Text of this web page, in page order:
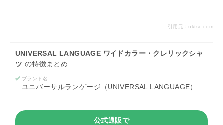
引用元：uktsc.com
UNIVERSAL LANGUAGE ワイドカラー・クレリックシャ
ツ の特徴まとめ
ブランド名
ユニバーサルランゲージ（UNIVERSAL LANGUAGE）
公式通販で